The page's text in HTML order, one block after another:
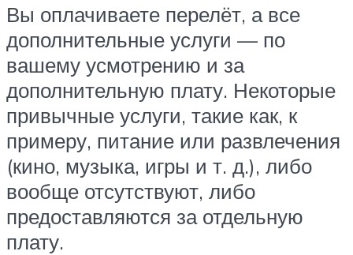
Вы оплачиваете перелёт, а все
дополнительные услуги — по
вашему усмотрению и за
дополнительную плату. Некоторые
привычные услуги, такие как, к
примеру, питание или развлечения
(кино, музыка, игры и т. д.), либо
вообще отсутствуют, либо
предоставляются за отдельную
плату.